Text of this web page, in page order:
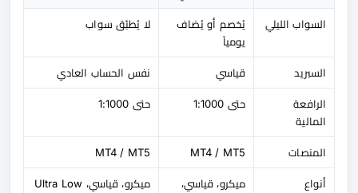
السواب الليلي
يُخصم أو يُضاف
يومياً
لا يُطبّق سواب
السبريد قياسي نفس الحساب العادي
الرافعة
المالية
حتى 1:1000 حتى 1:1000
المنصات MT4 / MT5
MT4 / MT5
أنواع
ميكرو، قياسي،
ميكرو، قياسي، Ultra Low